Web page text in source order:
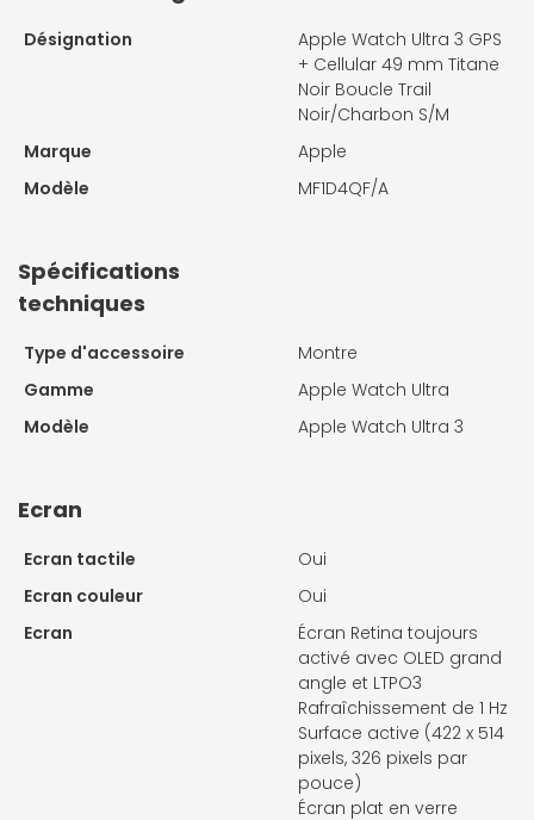
Désignation
Apple Watch Ultra 3 GPS
+ Cellular 49 mm Titane
Noir Boucle Trail
Noir/Charbon S/M
Marque
Apple
Modèle
MF1D4QF/A
Spécifications
techniques
Type d'accessoire
Montre
Gamme
Apple Watch Ultra
Modèle
Apple Watch Ultra 3
Ecran
Ecran tactile
Oui
Ecran couleur
Oui
Ecran
Écran Retina toujours
activé avec OLED grand
angle et LTPO3
Rafraîchissement de 1 Hz
Surface active (422 x 514
pixels, 326 pixels par
pouce)
Écran plat en verre